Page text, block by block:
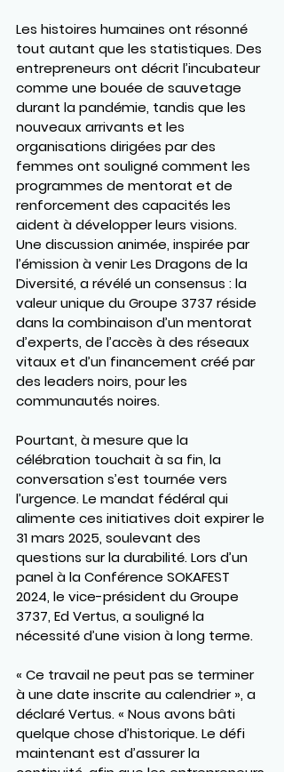
Les histoires humaines ont résonné
tout autant que les statistiques. Des
entrepreneurs ont décrit l’incubateur
comme une bouée de sauvetage
durant la pandémie, tandis que les
nouveaux arrivants et les
organisations dirigées par des
femmes ont souligné comment les
programmes de mentorat et de
renforcement des capacités les
aident à développer leurs visions.
Une discussion animée, inspirée par
l’émission à venir Les Dragons de la
Diversité, a révélé un consensus : la
valeur unique du Groupe 3737 réside
dans la combinaison d’un mentorat
d’experts, de l’accès à des réseaux
vitaux et d’un financement créé par
des leaders noirs, pour les
communautés noires.
Pourtant, à mesure que la
célébration touchait à sa fin, la
conversation s’est tournée vers
l’urgence. Le mandat fédéral qui
alimente ces initiatives doit expirer le
31 mars 2025, soulevant des
questions sur la durabilité. Lors d’un
panel à la Conférence SOKAFEST
2024, le vice-président du Groupe
3737, Ed Vertus, a souligné la
nécessité d’une vision à long terme.
« Ce travail ne peut pas se terminer
à une date inscrite au calendrier », a
déclaré Vertus. « Nous avons bâti
quelque chose d’historique. Le défi
maintenant est d’assurer la